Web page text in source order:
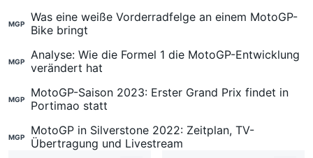
MGP
Was eine weiße Vorderradfelge an einem MotoGP-
Bike bringt
MGP
Analyse: Wie die Formel 1 die MotoGP-Entwicklung
verändert hat
MGP
MotoGP-Saison 2023: Erster Grand Prix findet in
Portimao statt
MGP
MotoGP in Silverstone 2022: Zeitplan, TV-
Übertragung und Livestream